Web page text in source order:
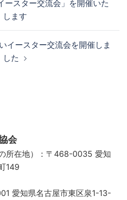
ースター交流会」を開催いた
します
ースター交流会を開催しま
した
会
所在地）：〒468-0035 愛知
149
愛知県名古屋市東区泉1-13-